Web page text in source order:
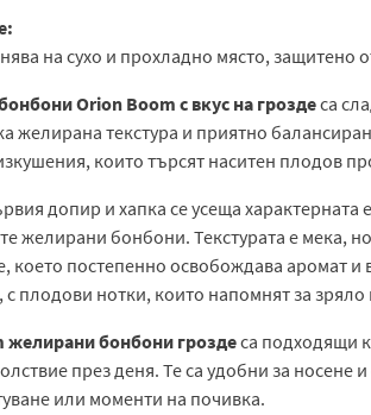
на сухо и прохладно място, защитено
Orion Boom с вкус на гроздеса
желирана текстура и приятно
които търсят наситен плодов
допир и хапка се усеща характерната
желирани бонбони. Текстурата е мека,
което постепенно освобождава аромат и
плодови нотки, които напомнят за зряло
желирани бонбони гроздеса подходящи
през деня. Те са удобни за
или моменти на почивка.